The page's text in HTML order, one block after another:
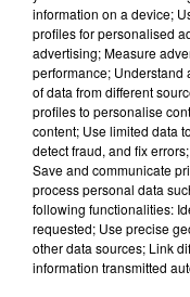
information on a device;
profiles for personalised
advertising; Measure
performance; Understand
of data from different
profiles to personalise
content; Use limited data
detect fraud, and fix
Save and communicate
process personal data
following functionalities:
requested; Use precise
other data sources; Link
information transmitted